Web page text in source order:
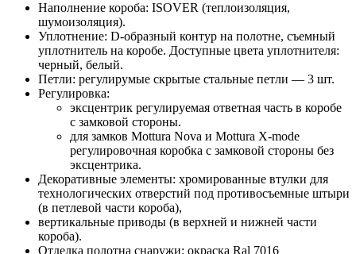
Наполнение короба: ISOVER (теплоизоляция,
шумоизоляция).
Уплотнение: D-образный контур на полотне, съемный
уплотнитель на коробе. Доступные цвета уплотнителя:
черный, белый.
Петли: регулирумые скрытые стальные петли — 3 шт.
Регулировка:
эксцентрик регулируемая ответная часть в коробе
с замковой стороны.
для замков Mottura Nova и Mottura X-mode
регулировочная коробка с замковой стороны без
эксцентрика.
Декоративные элементы: хромированные втулки для
технологических отверстий под противосъемные штыри
(в петлевой части короба),
вертикальные приводы (в верхней и нижней части
короба).
Отделка полотна снаружи: окраска Ral 7016